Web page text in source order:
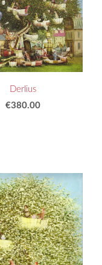
Derlius
€380.00